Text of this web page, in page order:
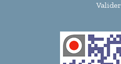
Valider